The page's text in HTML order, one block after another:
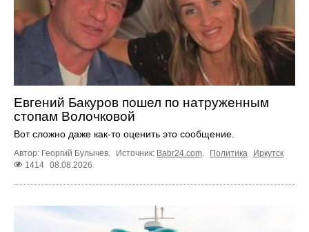
Евгений Бакуров пошел по натруженным
стопам Волочковой
Вот сложно даже как-то оценить это сообщение.
Автор: Георгий Булычев. Источник: Babr24.com Политика
Иркутск
1414 08.08.2026